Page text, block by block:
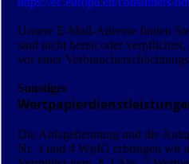
Unsere E-Mail-Adresse finden
sind nicht bereit oder
vor einer
Sonstiges
Die Anlageberatung und die
Nr. 3 und 4 WpIG erbringen wir